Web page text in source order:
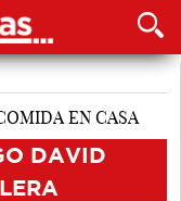
DAVID